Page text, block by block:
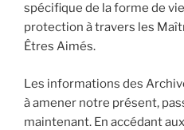
spécifique de la forme de
protection à travers les
Êtres Aimés.
Les informations des
à amener notre présent,
maintenant. En accédant